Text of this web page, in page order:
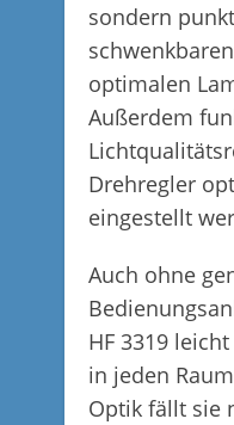
sondern
optimalen
Außerdem
Drehregler
eingestellt
Auch ohne
HF 3319
in jeden
Optik fällt sie